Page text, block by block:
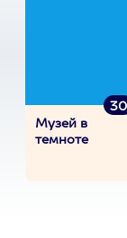
30
Музей в
темноте